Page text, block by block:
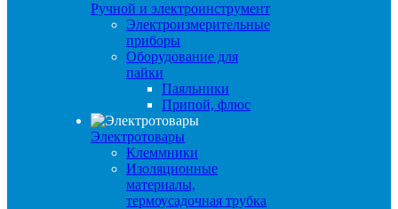
Ручной и электроинструмент
Электроизмерительные
приборы
Оборудование для
пайки
Паяльники
Припой, флюс
Электротовары
Клеммники
Изоляционные
материалы,
термоусадочная трубка